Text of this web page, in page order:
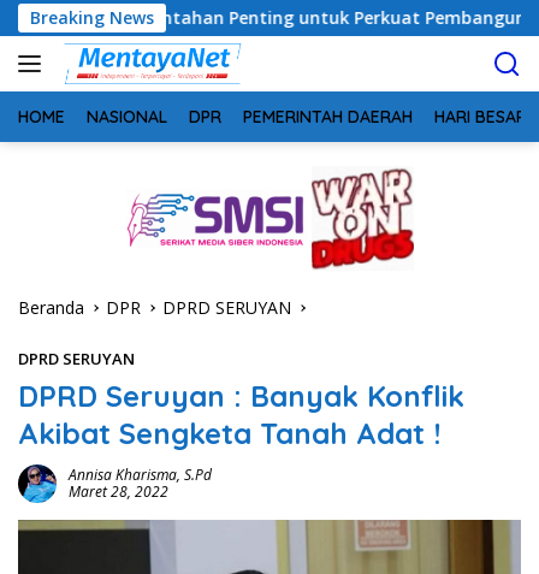
Langsung
ke
konten
Breaking News
Penting untuk Perkuat Pembangunan Desa Usai
HOME NASIONAL DPR PEMERINTAH DAERAH HARI BESAR
Beranda DPR DPRD SERUYAN
DPRD SERUYAN
DPRD Seruyan : Banyak Konflik
Akibat Sengketa Tanah Adat !
Annisa Kharisma, S.Pd
Maret 28, 2022